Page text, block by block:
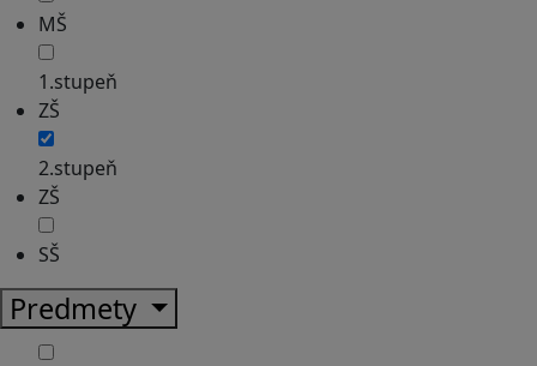
MŠ
1.stupeň
ZŠ
2.stupeň
ZŠ
SŠ
Predmety